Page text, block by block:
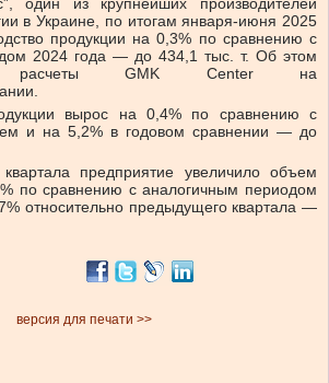
один из крупнейших производителей
в Украине, по итогам января-июня 2025
продукции на 0,3% по сравнению с
2024 года — до 434,1 тыс. т. Об этом
расчеты GMK Center на
вырос на 0,4% по сравнению с
и на 5,2% в годовом сравнении — до
предприятие увеличило объем
по сравнению с аналогичным периодом
относительно предыдущего квартала —
версия для печати >>